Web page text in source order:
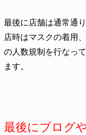
最後に店舗は通常通
店時はマスクの着用
の人数規制を行なっ
ます。
最後にブログ